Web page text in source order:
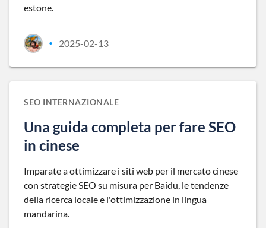
estone.
• 2025-02-13
SEO INTERNAZIONALE
Una guida completa per fare SEO
in cinese
Imparate a ottimizzare i siti web per il mercato cinese
con strategie SEO su misura per Baidu, le tendenze
della ricerca locale e l'ottimizzazione in lingua
mandarina.